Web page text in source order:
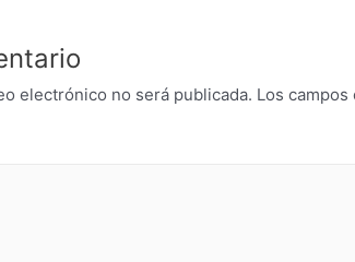
electrónico no será publicada. Los